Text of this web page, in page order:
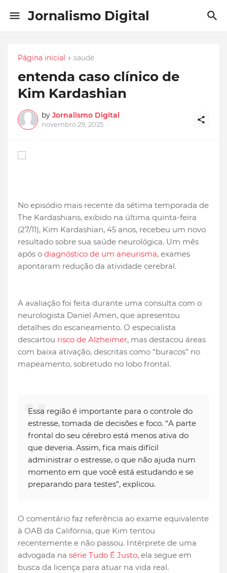
Jornalismo Digital
Página inicial saude
entenda caso clínico de
Kim Kardashian
by Jornalismo Digital
novembro 29, 2025
No episódio mais recente da sétima temporada de
The Kardashians, exibido na última quinta-feira
(27/11), Kim Kardashian, 45 anos, recebeu um novo
resultado sobre sua saúde neurológica. Um mês
após o diagnóstico de um aneurisma, exames
apontaram redução da atividade cerebral.
A avaliação foi feita durante uma consulta com o
neurologista Daniel Amen, que apresentou
detalhes do escaneamento. O especialista
descartou risco de Alzheimer, mas destacou áreas
com baixa ativação, descritas como “buracos” no
mapeamento, sobretudo no lobo frontal.
Essa região é importante para o controle do
estresse, tomada de decisões e foco. “A parte
frontal do seu cérebro está menos ativa do
que deveria. Assim, fica mais difícil
administrar o estresse, o que não ajuda num
momento em que você está estudando e se
preparando para testes”, explicou.
O comentário faz referência ao exame equivalente
à OAB da Califórnia, que Kim tentou
recentemente e não passou. Intérprete de uma
advogada na série Tudo É Justo, ela segue em
busca da licença para atuar na vida real.